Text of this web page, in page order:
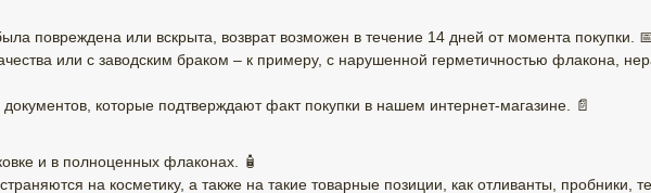
повреждена или вскрыта, возврат возможен в течение 14 дней от момента покупки.
или с заводским браком – к примеру, с нарушенной герметичностью флакона,
которые подтверждают факт покупки в нашем интернет-магазине. 📄
и в полноценных флаконах. 🧴
на косметику, а также на такие товарные позиции, как отливанты, пробники,